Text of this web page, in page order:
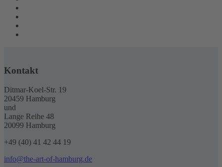
Kontakt
Ditmar-Koel-Str. 19
20459 Hamburg
und
Lange Reihe 48
20099 Hamburg
+49 (40) 41 42 44 19
info@the-art-of-hamburg.de